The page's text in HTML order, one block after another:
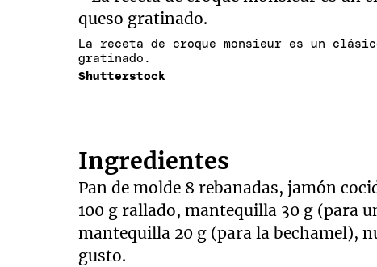
La receta de croque monsieur es un
gratinado.
Shutterstock
Ingredientes
Pan de molde 8 rebanadas, jamón
100 g rallado, mantequilla 30 g (para
mantequilla 20 g (para la bechamel),
gusto.